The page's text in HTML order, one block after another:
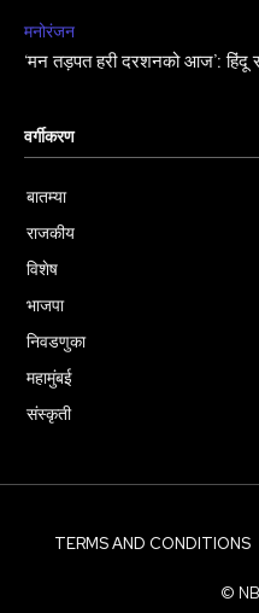
मनोरंजन
‘मन तड़पत हरी दरशनको आज’:
वर्गीकरण
बातम्या
राजकीय
विशेष
भाजपा
निवडणुका
महामुंबई
संस्कृती
TERMS AND CONDITIONS
©